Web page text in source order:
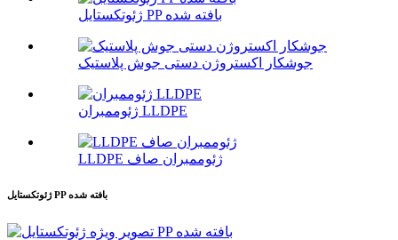
ژئوتکستایل PP بافته شده
جوشکار اکستروژن دستی جوش پلاستیک
ژئوممبران LLDPE
LLDPE ژئوممبران صاف
ژئوتکستایل PP بافته شده